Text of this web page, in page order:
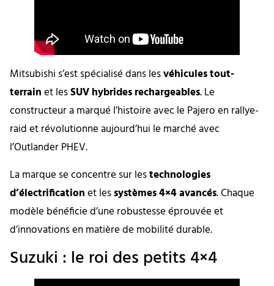
Mitsubishi s’est spécialisé dans lesvéhicules tout-
terrainet lesSUV hybrides rechargeables. Le
constructeur a marqué l’histoire avec le Pajero en rallye-
raid et révolutionne aujourd’hui le marché avec
l’Outlander PHEV.
La marque se concentre sur lestechnologies
d’électrificationet lessystèmes 4×4 avancés. Chaque
modèle bénéficie d’une robustesse éprouvée et
d’innovations en matière de mobilité durable.
Suzuki : le roi des petits 4×4